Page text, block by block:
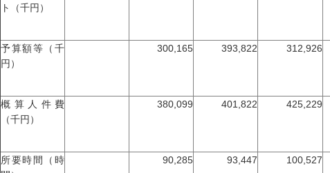
ト（千円）
予算額等（千
円）
300,165 393,822 312,926
概算人件費
（千円）
380,099 401,822 425,229
所要時間（時
90,285 93,447 100,527